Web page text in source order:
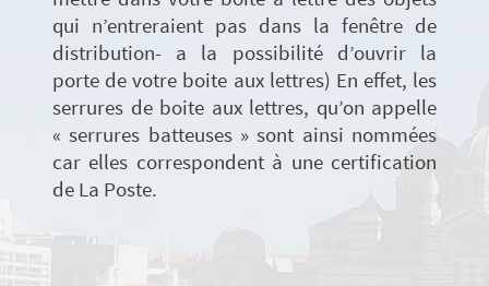
qui n’entreraient pas dans la fenêtre de
distribution- a la possibilité d’ouvrir la
porte de votre boite aux lettres) En effet, les
serrures de boite aux lettres, qu’on appelle
« serrures batteuses » sont ainsi nommées
car elles correspondent à une certification
de La Poste.